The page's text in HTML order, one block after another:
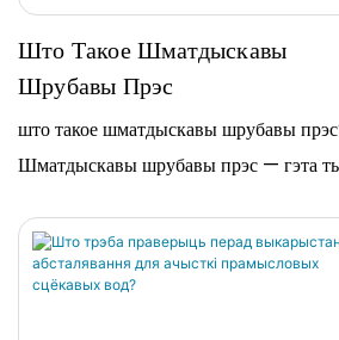
Што Такое Шматдыскавы
Шрубавы Прэс
што такое шматдыскавы шрубавы
Шматдыскавы шрубавы прэс — гэта
механічнага абязводжвання асадка на
ачышчальных збудаваннях сцёкавых